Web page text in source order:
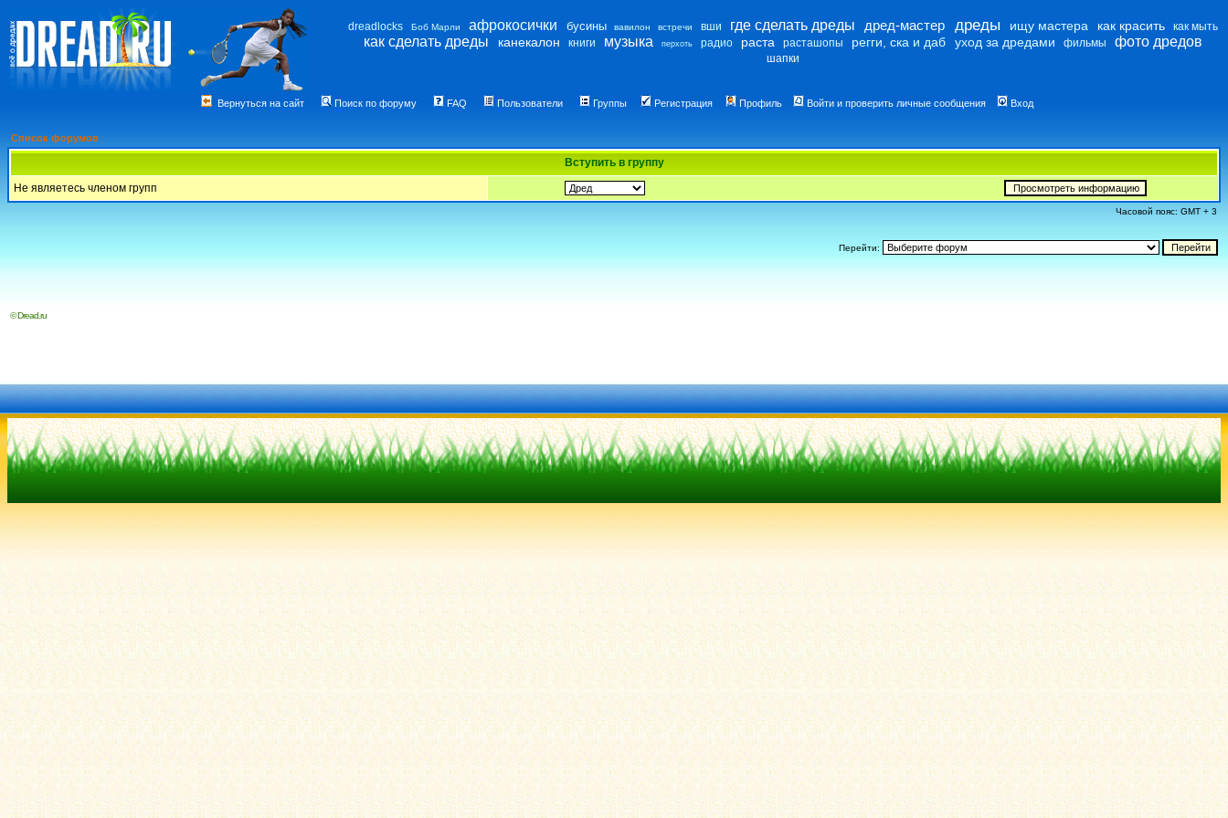
dreadlocks Боб Марли афрокосички бусины вавилон встречи вши где сделать дреды дред-мастер дреды ищу мастера как красить как мыть
как сделать дреды канекалон книги музыка перхоть радио раста расташопы регги, ска и даб уход за дредами фильмы фото дредов
шапки
Вернуться на сайт Поиск по форуму FAQ Пользователи Группы Регистрация Профиль Войти и проверить личные сообщения Вход
Список форумов
Вступить в группу
Не являетесь членом групп
Часовой пояс: GMT + 3
Перейти:
© Dread.ru